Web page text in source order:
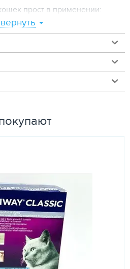
прост в применении:
розетку,
и циркулирует в
состояние кошки.
квадратных метров.
4 недели.